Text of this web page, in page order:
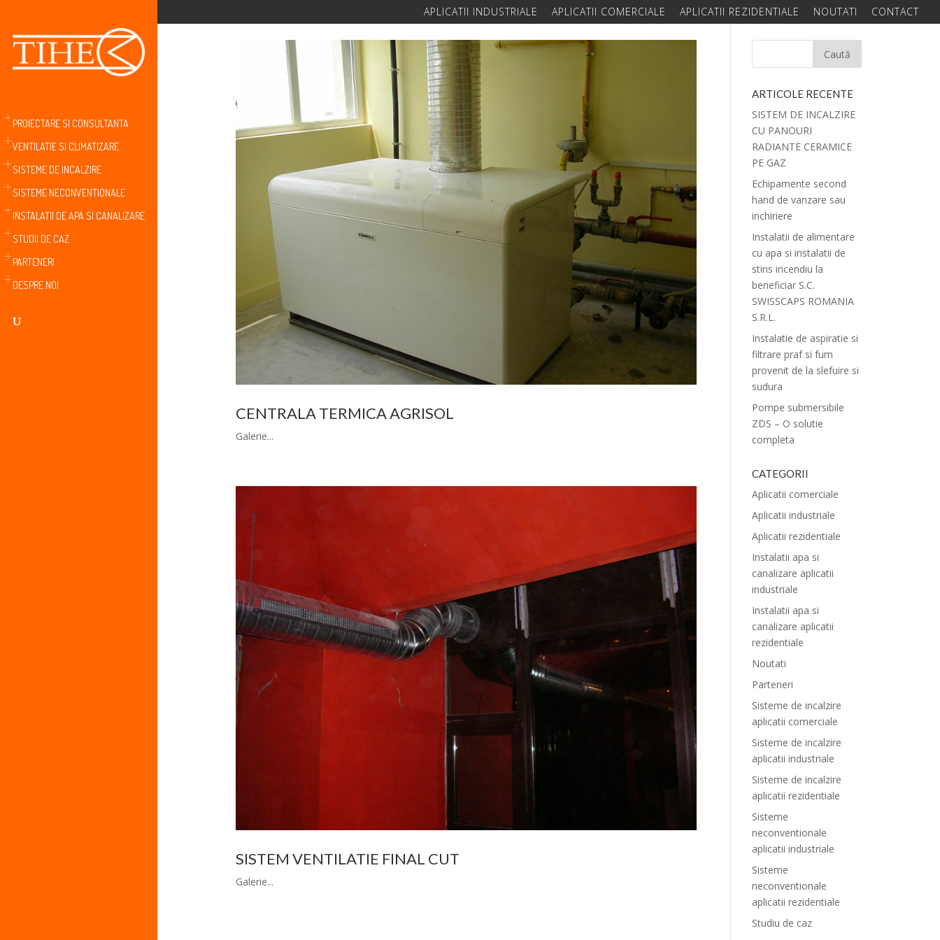
APLICATII INDUSTRIALE APLICATII COMERCIALE APLICATII REZIDENTIALE NOUTATI CONTACT
PROIECTARE SI CONSULTANTA
VENTILATIE SI CLIMATIZARE
SISTEME DE INCALZIRE
SISTEME NECONVENTIONALE
INSTALATII DE APA SI CANALIZARE
STUDII DE CAZ
PARTENERI
DESPRE NOI
CENTRALA TERMICA AGRISOL
Galerie...
SISTEM VENTILATIE FINAL CUT
Galerie...
ARTICOLE RECENTE
SISTEM DE INCALZIRE
CU PANOURI
RADIANTE CERAMICE
PE GAZ
Echipamente second
hand de vanzare sau
inchiriere
Instalatii de alimentare
cu apa si instalatii de
stins incendiu la
beneficiar S.C.
SWISSCAPS ROMANIA
S.R.L.
Instalatie de aspiratie si
filtrare praf si fum
provenit de la slefuire si
sudura
Pompe submersibile
ZDS – O solutie
completa
CATEGORII
Aplicatii comerciale
Aplicatii industriale
Aplicatii rezidentiale
Instalatii apa si
canalizare aplicatii
industriale
Instalatii apa si
canalizare aplicatii
rezidentiale
Noutati
Parteneri
Sisteme de incalzire
aplicatii comerciale
Sisteme de incalzire
aplicatii industriale
Sisteme de incalzire
aplicatii rezidentiale
Sisteme
neconventionale
aplicatii industriale
Sisteme
neconventionale
aplicatii rezidentiale
Studiu de caz